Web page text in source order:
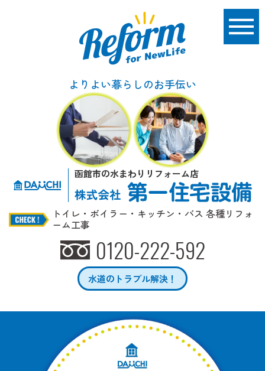
よりよい暮らしのお手伝い
函館市の水まわりリフォーム店
トイレ・ボイラー・キッチン・バス 各種リフォ
ーム工事
0120-222-592
水道のトラブル解決！